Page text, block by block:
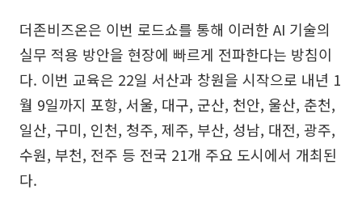
더존비즈온은 이번 로드쇼를 통해 이러한 AI 기술의
실무 적용 방안을 현장에 빠르게 전파한다는 방침이
다. 이번 교육은 22일 서산과 창원을 시작으로 내년 1
월 9일까지 포항, 서울, 대구, 군산, 천안, 울산, 춘천,
일산, 구미, 인천, 청주, 제주, 부산, 성남, 대전, 광주,
수원, 부천, 전주 등 전국 21개 주요 도시에서 개최된
다.